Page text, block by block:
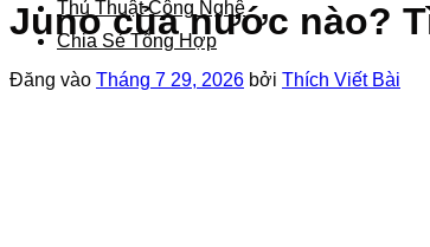
Thủ Thuật Công Nghệ
Chia Sẻ Tổng Hợp
Juno của nước nào?
Đăng vào Tháng 7 29, 2026 bởi Thích Viết Bài